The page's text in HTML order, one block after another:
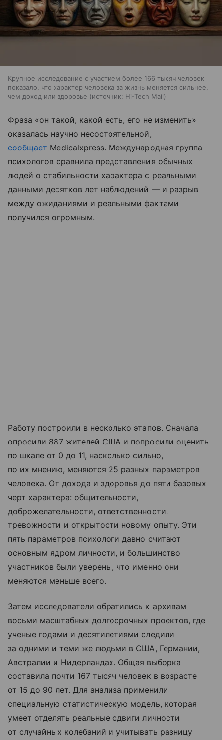
Крупное исследование с участием более 166 тысяч человек
показало, что характер человека за жизнь меняется сильнее,
чем доход или здоровье
источник: Hi-Tech Mail
Фраза «он такой, какой есть, его не изменить»
оказалась научно несостоятельной,
сообщает Medicalxpress. Международная группа
психологов сравнила представления обычных
людей о стабильности характера с реальными
данными десятков лет наблюдений — и разрыв
между ожиданиями и реальными фактами
получился огромным.
Работу построили в несколько этапов. Сначала
опросили 887 жителей США и попросили оценить
по шкале от 0 до 11, насколько сильно,
по их мнению, меняются 25 разных параметров
человека. От дохода и здоровья до пяти базовых
черт характера: общительности,
доброжелательности, ответственности,
тревожности и открытости новому опыту. Эти
пять параметров психологи давно считают
основным ядром личности, и большинство
участников были уверены, что именно они
меняются меньше всего.
Затем исследователи обратились к архивам
восьми масштабных долгосрочных проектов, где
ученые годами и десятилетиями следили
за одними и теми же людьми в США, Германии,
Австралии и Нидерландах. Общая выборка
составила почти 167 тысяч человек в возрасте
от 15 до 90 лет. Для анализа применили
специальную статистическую модель, которая
умеет отделять реальные сдвиги личности
от случайных колебаний и учитывать разницу